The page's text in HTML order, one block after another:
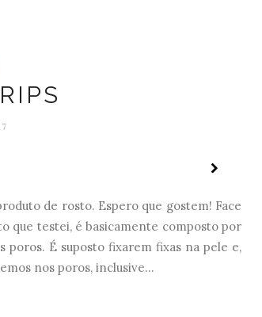
de rosto. Espero que gostem! Face
que testei, é basicamente composto por
poros. É suposto fixarem fixas na pele e,
nos poros, inclusive...